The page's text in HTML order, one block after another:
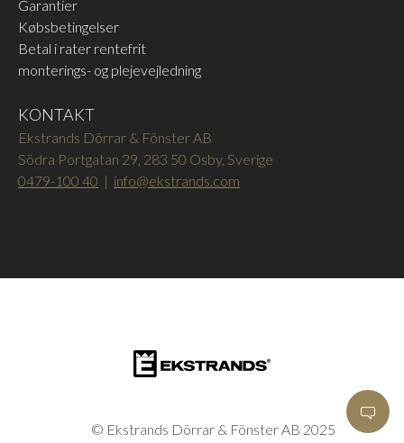
Garantier
Købsbetingelser
Betal i rater rentefrit
monterings- og plejevejledning
KONTAKT
Ekstrands Dörrar & Fönster AB
Södra Portgatan 29, 283 50 Osby, Sverige
0479-100 40 | info@ekstrands.com
© Ekstrands Dörrar & Fönster AB 2025